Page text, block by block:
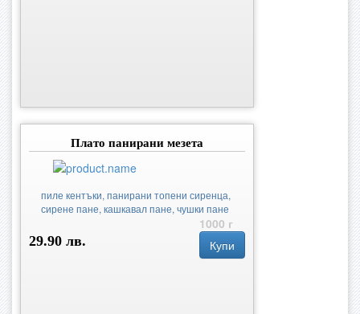
Плато панирани мезета
пиле кентъки, панирани топени сиренца,
сирене пане, кашкавал пане, чушки пане
1000 г
29.90 лв.
Купи